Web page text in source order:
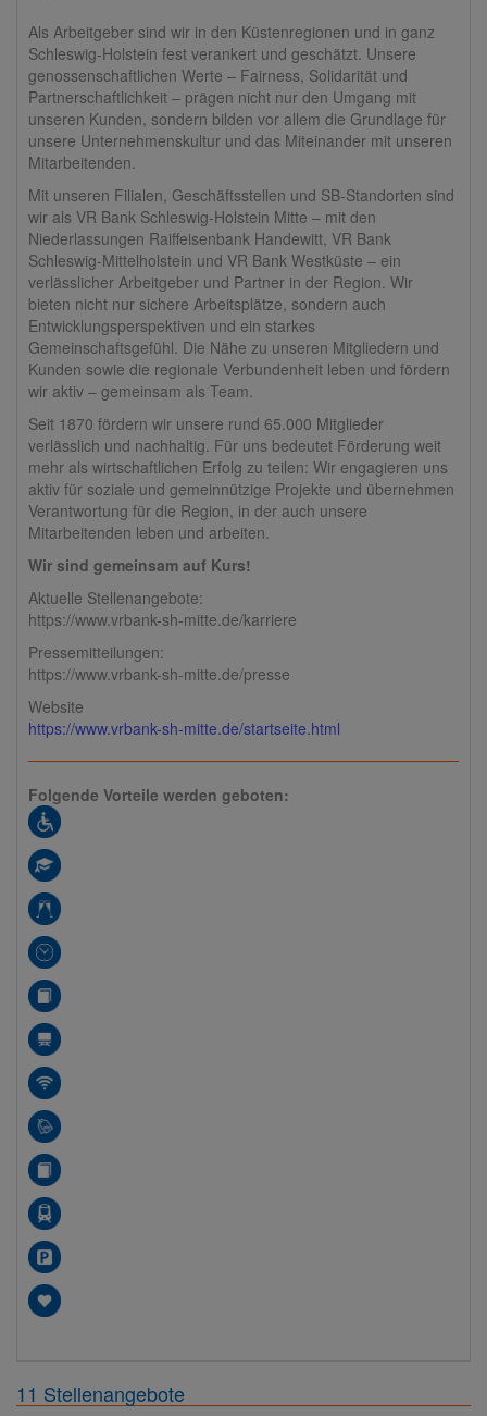
Als Arbeitgeber sind wir in den Küstenregionen und in ganz
Schleswig-Holstein fest verankert und geschätzt. Unsere
genossenschaftlichen Werte – Fairness, Solidarität und
Partnerschaftlichkeit – prägen nicht nur den Umgang mit
unseren Kunden, sondern bilden vor allem die Grundlage für
unsere Unternehmenskultur und das Miteinander mit unseren
Mitarbeitenden.
Mit unseren Filialen, Geschäftsstellen und SB-Standorten sind
wir als VR Bank Schleswig-Holstein Mitte – mit den
Niederlassungen Raiffeisenbank Handewitt, VR Bank
Schleswig-Mittelholstein und VR Bank Westküste – ein
verlässlicher Arbeitgeber und Partner in der Region. Wir
bieten nicht nur sichere Arbeitsplätze, sondern auch
Entwicklungsperspektiven und ein starkes
Gemeinschaftsgefühl. Die Nähe zu unseren Mitgliedern und
Kunden sowie die regionale Verbundenheit leben und fördern
wir aktiv – gemeinsam als Team.
Seit 1870 fördern wir unsere rund 65.000 Mitglieder
verlässlich und nachhaltig. Für uns bedeutet Förderung weit
mehr als wirtschaftlichen Erfolg zu teilen: Wir engagieren uns
aktiv für soziale und gemeinnützige Projekte und übernehmen
Verantwortung für die Region, in der auch unsere
Mitarbeitenden leben und arbeiten.
Wir sind gemeinsam auf Kurs!
Aktuelle Stellenangebote:
https://www.vrbank-sh-mitte.de/karriere
Pressemitteilungen:
https://www.vrbank-sh-mitte.de/presse
Website
https://www.vrbank-sh-mitte.de/startseite.html
Folgende Vorteile werden geboten:
11 Stellenangebote